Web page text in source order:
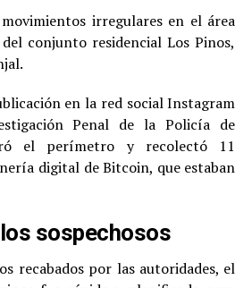
irregulares en el área
del conjunto residencial Los Pinos,
en la red social Instagram
Penal de la Policía de
el perímetro y recolectó 11
digital de Bitcoin, que estaban
sospechosos
recabados por las autoridades, el